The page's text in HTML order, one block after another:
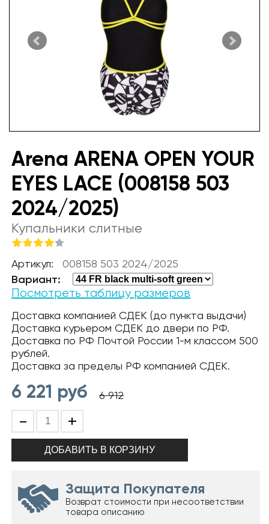
Arena ARENA OPEN YOUR
EYES LACE (008158 503
2024/2025)
Купальники слитные
Артикул: 008158 503 2024/2025
Вариант:
Посмотреть таблицу размеров
Доставка компанией СДЕК (до пункта выдачи)
Доставка курьером СДЕК до двери по РФ.
Доставка по РФ Почтой России 1-м классом 500
рублей.
Доставка за пределы РФ компанией СДЕК.
6 221 руб 6 912
- +
Защита Покупателя
Возврат стоимости при несоответствии
товара описанию